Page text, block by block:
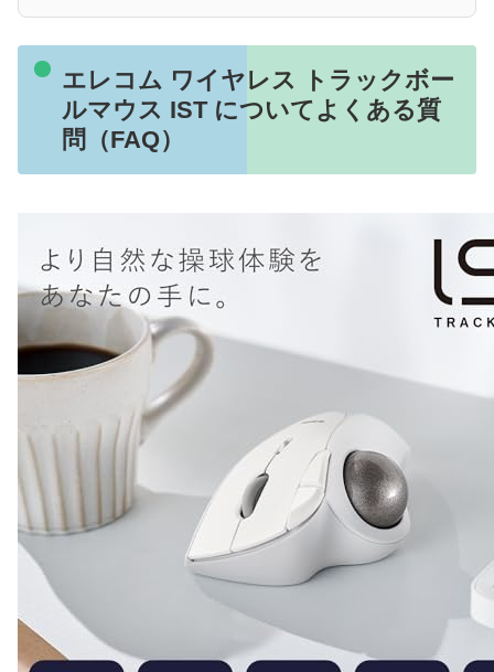
エレコム ワイヤレス トラックボー
ルマウス IST についてよくある質
問（FAQ）